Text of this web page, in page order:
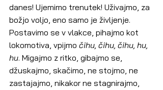
danes! Ujemimo trenutek! Uživajmo, za
božjo voljo, eno samo je življenje.
Postavimo se v vlakce, pihajmo kot
lokomotiva, vpijmo čihu, čihu, čihu, hu,
hu. Migajmo z ritko, gibajmo se,
džuskajmo, skačimo, ne stojmo, ne
zastajajmo, nikakor ne stagnirajmo,